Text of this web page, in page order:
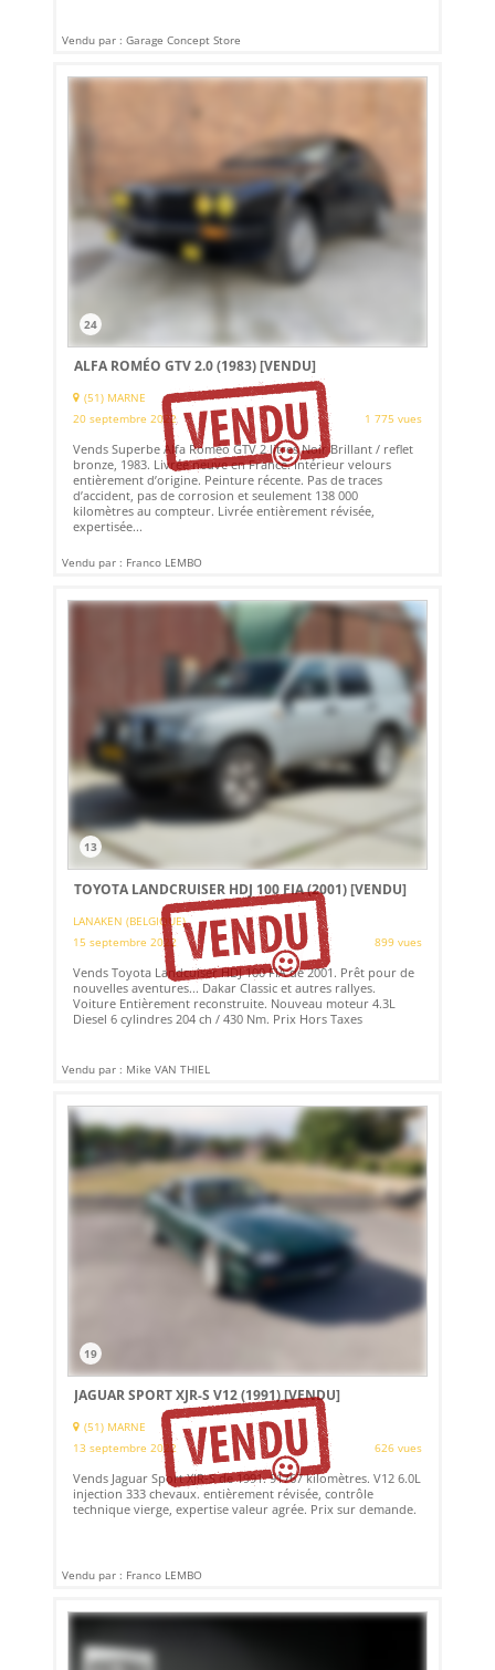
Vendu par : Garage Concept Store
24
ALFA ROMÉO GTV 2.0 (1983)[VENDU]
(51) MARNE
20 septembre 2022
1 775 vues
Vends Superbe Alfa Roméo GTV 2 litres Noir Brillant / reflet
bronze, 1983. Livrée neuve en France. Intérieur velours
entièrement d’origine. Peinture récente. Pas de traces
d’accident, pas de corrosion et seulement 138 000
kilomètres au compteur. Livrée entièrement révisée,
expertisée...
Vendu par : Franco LEMBO
13
TOYOTA LANDCRUISER HDJ 100 FIA (2001)[VENDU]
LANAKEN (BELGIQUE)
15 septembre 2022
899 vues
Vends Toyota Landcuiser HDJ 100 FIA de 2001. Prêt pour de
nouvelles aventures... Dakar Classic et autres rallyes.
Voiture Entièrement reconstruite. Nouveau moteur 4.3L
Diesel 6 cylindres 204 ch / 430 Nm. Prix Hors Taxes
Vendu par : Mike VAN THIEL
19
JAGUAR SPORT XJR-S V12 (1991)[VENDU]
(51) MARNE
13 septembre 2022
626 vues
Vends Jaguar Sport XJR-S de 1991. 91767 kilomètres. V12 6.0L
injection 333 chevaux. entièrement révisée, contrôle
technique vierge, expertise valeur agrée. Prix sur demande.
Vendu par : Franco LEMBO